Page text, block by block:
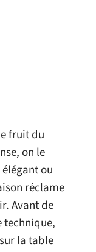
fruit du
on le
ou
réclame
Avant de
technique,
la table